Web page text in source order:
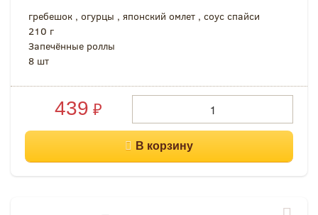
гребешок , огурцы , японский омлет , соус спайси
210 г
Запечённые роллы
8 шт
439 ₽